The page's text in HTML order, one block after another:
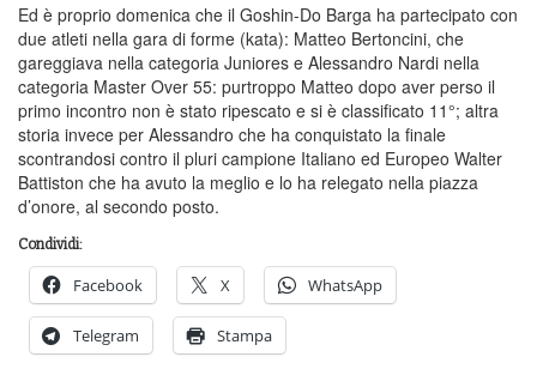
Ed è proprio domenica che il Goshin-Do Barga ha partecipato con
due atleti nella gara di forme (kata): Matteo Bertoncini, che
gareggiava nella categoria Juniores e Alessandro Nardi nella
categoria Master Over 55: purtroppo Matteo dopo aver perso il
primo incontro non è stato ripescato e si è classificato 11°; altra
storia invece per Alessandro che ha conquistato la finale
scontrandosi contro il pluri campione Italiano ed Europeo Walter
Battiston che ha avuto la meglio e lo ha relegato nella piazza
d’onore, al secondo posto.
Condividi:
Facebook X WhatsApp
Telegram Stampa